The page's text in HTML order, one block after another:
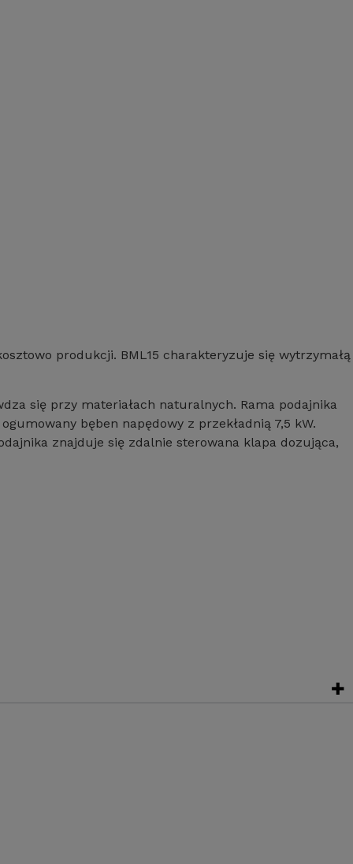
produkcji. BML15 charakteryzuje się wytrzymałą
się przy materiałach naturalnych. Rama podajnika
bęben napędowy z przekładnią 7,5 kW.
znajduje się zdalnie sterowana klapa dozująca,